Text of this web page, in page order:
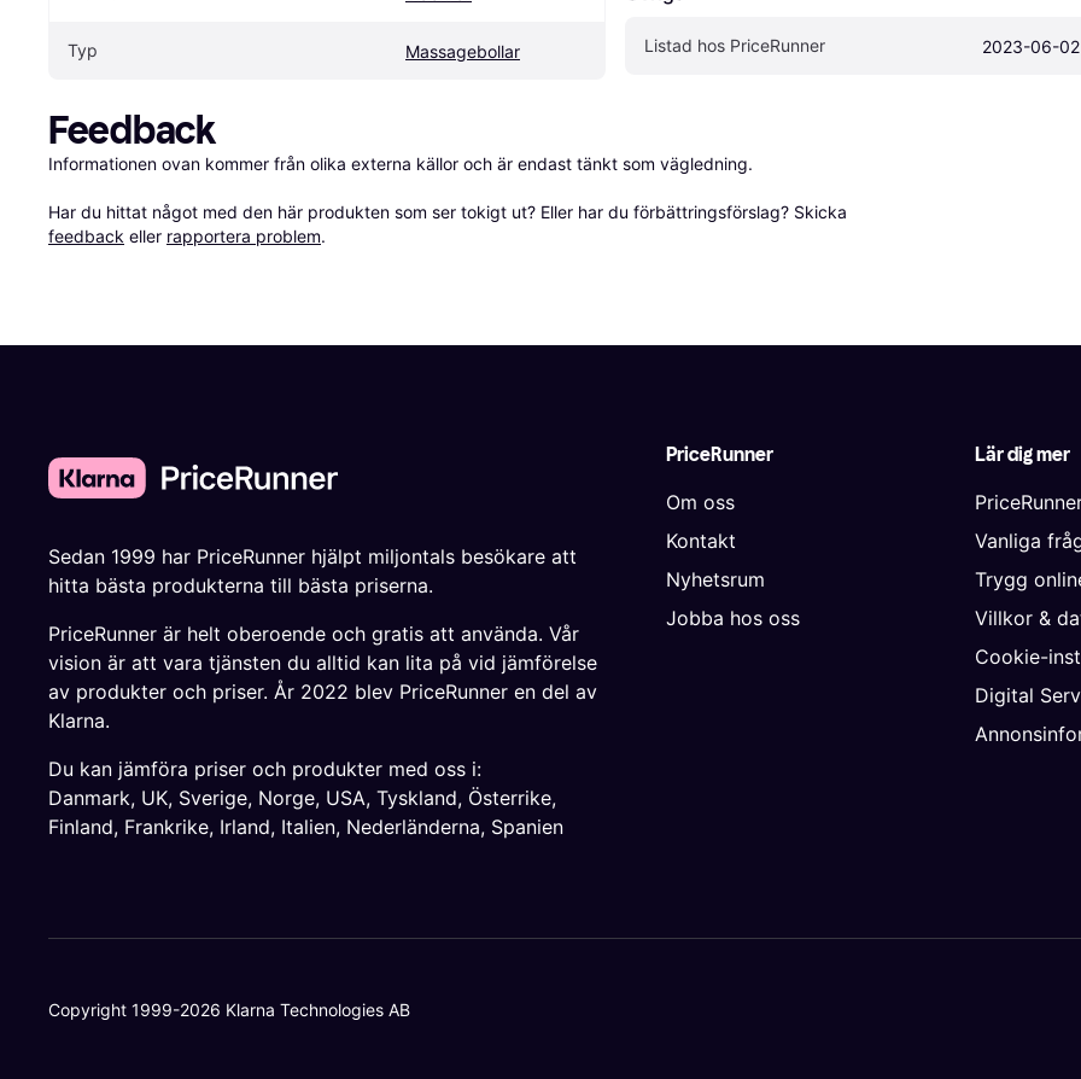
Typ Massagebollar Listad hos PriceRunner 2023-06-02
Feedback
Informationen ovan kommer från olika externa källor och är endast tänkt som vägledning.
Har du hittat något med den här produkten som ser tokigt ut? Eller har du förbättringsförslag? Skicka
feedback eller rapportera problem.
PriceRunner
Om oss
Kontakt
Nyhetsrum
Jobba hos oss
Lär dig mer
Vanliga
Trygg
Villkor &
Cookie-
Digital
Sedan 1999 har PriceRunner hjälpt miljontals besökare att
hitta bästa produkterna till bästa priserna.
PriceRunner är helt oberoende och gratis att använda. Vår
vision är att vara tjänsten du alltid kan lita på vid jämförelse
av produkter och priser. År 2022 blev PriceRunner en del av
Klarna.
Du kan jämföra priser och produkter med oss i:
Danmark, UK, Sverige, Norge, USA, Tyskland, Österrike,
Finland, Frankrike, Irland, Italien, Nederländerna, Spanien
Copyright 1999-2026 Klarna Technologies AB